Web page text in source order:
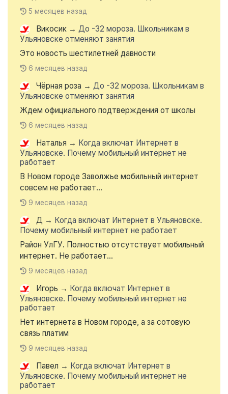
5 месяцев назад
Викосик → До -32 мороза. Школьникам в
Ульяновске отменяют занятия
Это новость шестилетней давности
6 месяцев назад
Чёрная роза → До -32 мороза. Школьникам в
Ульяновске отменяют занятия
Ждем официального подтверждения от школы
6 месяцев назад
Наталья → Когда включат Интернет в
Ульяновске. Почему мобильный интернет не
работает
В Новом городе Заволжье мобильный интернет
совсем не работает...
9 месяцев назад
Д → Когда включат Интернет в Ульяновске.
Почему мобильный интернет не работает
Район УлГУ. Полностью отсутствует мобильный
интернет. Не работает...
9 месяцев назад
Игорь → Когда включат Интернет в
Ульяновске. Почему мобильный интернет не
работает
Нет интернета в Новом городе, а за сотовую
связь платим
9 месяцев назад
Павел → Когда включат Интернет в
Ульяновске. Почему мобильный интернет не
работает